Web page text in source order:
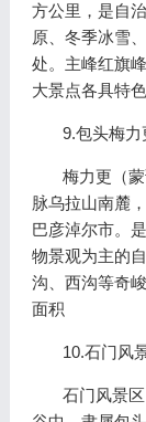
方公里，是自
原、冬季冰雪
处。主峰红旗
大景点各具特
9.包头梅力
梅力更（蒙
脉乌拉山南麓
巴彦淖尔市。
物景观为主的
沟、西沟等奇
面积
10.石门风景
石门风景区